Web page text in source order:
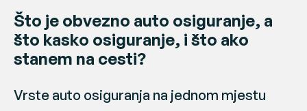
Ostali linkovi
Prijavi se
Registriraj se
Često postavljana pitanja
Preporuči i zaradi
Što je obvezno auto osiguranje, a
što kasko osiguranje, i što ako
stanem na cesti?
Vrste auto osiguranja na jednom mjestu